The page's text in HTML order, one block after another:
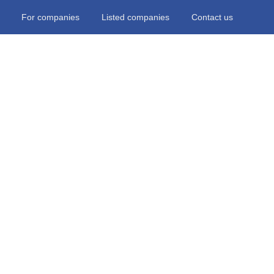
For companies Listed companies Contact us